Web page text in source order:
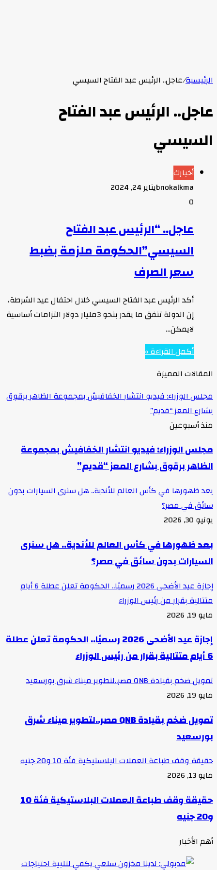
الرئيسية/عاجل.. الرئيس عبد الفتاح السيسي
عاجل.. الرئيس عبد الفتاح
السيسي
أخبارك
bnokalkmaيناير 24, 2024
0
عاجل.. “الرئيس عبد الفتاح
السيسي”الحكومة ملزمة بضبط
سعر الصرف
أكد الرئيس عبد الفتاح السيسي خلال احتفال عيد الشرطة،
إن الدولة تنفق ما يقدر بنحو 3مليار دولار التزامات أساسية
لايمكن…
أكمل القراءة »
المقالات المميزة
مجلس الوزراء: فيديو انتشار الخفافيش بمجموعة الظاهر برقوق
بشارع المعز “قديم”
منذ أسبوعين
مجلس الوزراء: فيديو انتشار الخفافيش بمجموعة
الظاهر برقوق بشارع المعز “قديم”
بعد ظهورها في كأس العالم للأندية.. هل سنرى السيارات بدون
سائق في مصر؟
يونيو 30, 2026
بعد ظهورها في كأس العالم للأندية.. هل سنرى
السيارات بدون سائق في مصر؟
إجازة عيد الأضحى 2026 رسميًا.. الحكومة تعلن عطلة 6 أيام
متتالية بقرار من رئيس الوزراء
مايو 19, 2026
إجازة عيد الأضحى 2026 رسميًا.. الحكومة تعلن عطلة
6 أيام متتالية بقرار من رئيس الوزراء
تمويل ضخم بقيادة QNB مصر..لتطوير ميناء شرق بورسعيد
مايو 19, 2026
تمويل ضخم بقيادة QNB مصر..لتطوير ميناء شرق
بورسعيد
حقيقة وقف طباعة العملات البلاستيكية فئة 10 و20 جنيه
مايو 13, 2026
حقيقة وقف طباعة العملات البلاستيكية فئة 10
و20 جنيه
أهم الأخبار